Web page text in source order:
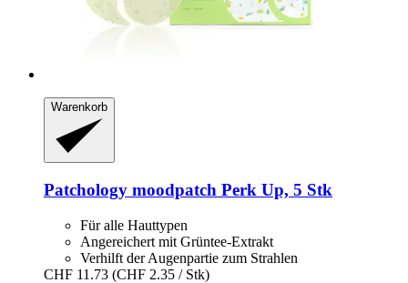
Warenkorb
Patchology moodpatch Perk Up, 5 Stk
Für alle Hauttypen
Angereichert mit Grüntee-Extrakt
Verhilft der Augenpartie zum Strahlen
CHF 11.73 (CHF 2.35 / Stk)